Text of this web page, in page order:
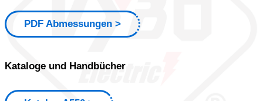
PDF Abmessungen
Kataloge und Handbücher